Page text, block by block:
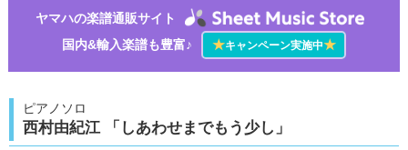
ヤマハの楽譜通販サイト
国内&輸入楽譜も豊富♪
★キャンペーン実施中★
ピアノソロ
西村由紀江 「しあわせまでもう少し」